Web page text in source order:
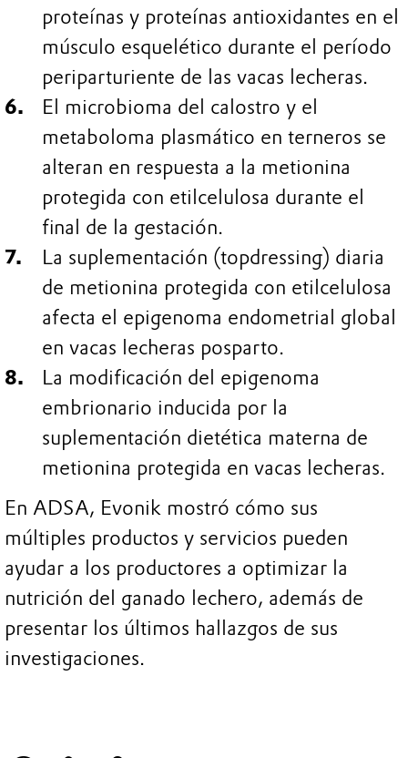
proteínas y proteínas antioxidantes en el
músculo esquelético durante el período
periparturiente de las vacas lecheras.
El microbioma del calostro y el
metaboloma plasmático en terneros se
alteran en respuesta a la metionina
protegida con etilcelulosa durante el
final de la gestación.
La suplementación (topdressing) diaria
de metionina protegida con etilcelulosa
afecta el epigenoma endometrial global
en vacas lecheras posparto.
La modificación del epigenoma
embrionario inducida por la
suplementación dietética materna de
metionina protegida en vacas lecheras.
En ADSA, Evonik mostró cómo sus
múltiples productos y servicios pueden
ayudar a los productores a optimizar la
nutrición del ganado lechero, además de
presentar los últimos hallazgos de sus
investigaciones.